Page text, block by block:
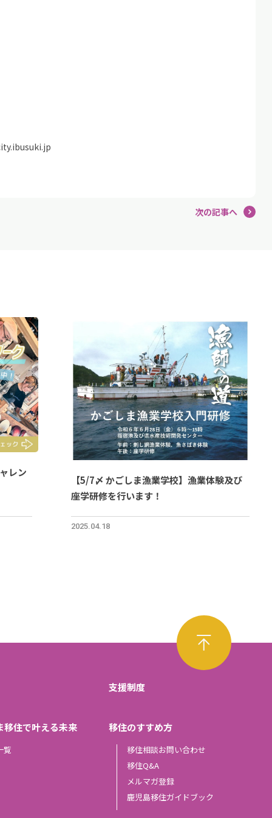
次の記事へ
レン
【5/7〆 かごしま漁業学校】漁業体験及び
座学研修を行います！
2025.04.18
移住で叶える未来
覧
支援制度
移住のすすめ方
移住相談お問い合わせ
移住Q&A
メルマガ登録
鹿児島移住ガイドブック